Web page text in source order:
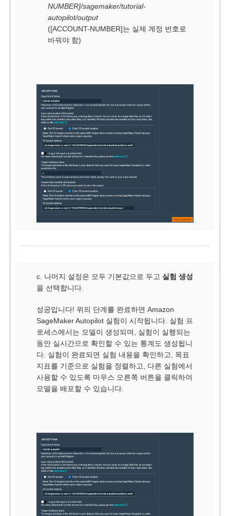
NUMBER]/sagemaker/tutorial-
autopilot/output
([ACCOUNT-NUMBER]는 실제 계정 번호로
바꿔야 함)
c. 나머지 설정은 모두 기본값으로 두고 실험 생성
을 선택합니다.
성공입니다! 위의 단계를 완료하면 Amazon
SageMaker Autopilot 실험이 시작됩니다. 실험 프
로세스에서는 모델이 생성되며, 실험이 실행되는
동안 실시간으로 확인할 수 있는 통계도 생성됩니
다. 실험이 완료되면 실험 내용을 확인하고, 목표
지표를 기준으로 실험을 정렬하고, 다른 실험에서
사용할 수 있도록 마우스 오른쪽 버튼을 클릭하여
모델을 배포할 수 있습니다.